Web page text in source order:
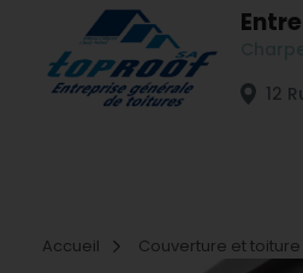
12
Accueil
Couverture et toiture